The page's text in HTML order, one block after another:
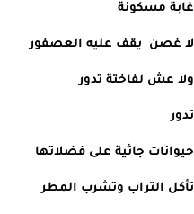
غابة مسكونة
لا غصن  يقف عليه العصفور
ولا عش لفاختة تدور
تدور
حيوانات جاثية على فضلاتها
تأكل التراب وتشرب المطر